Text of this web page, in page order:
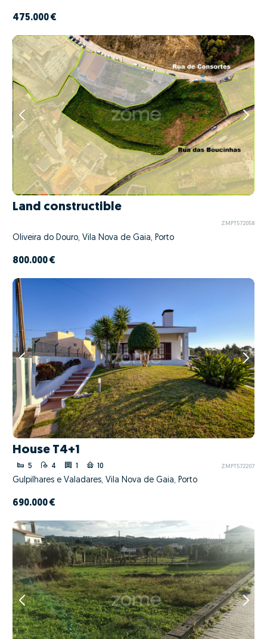
475.000 €
Land constructible
ZMPT572058
Oliveira do Douro, Vila Nova de Gaia, Porto
800.000 €
House T4+1
5 4 1 10 ZMPT572207
Gulpilhares e Valadares, Vila Nova de Gaia, Porto
690.000 €